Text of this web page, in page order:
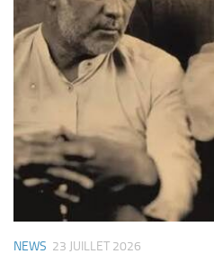
NEWS 23 JUILLET 2026